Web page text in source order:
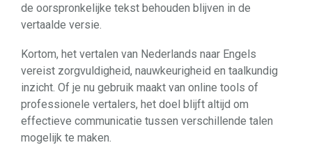
de oorspronkelijke tekst behouden blijven in de
vertaalde versie.
Kortom, het vertalen van Nederlands naar Engels
vereist zorgvuldigheid, nauwkeurigheid en taalkundig
inzicht. Of je nu gebruik maakt van online tools of
professionele vertalers, het doel blijft altijd om
effectieve communicatie tussen verschillende talen
mogelijk te maken.